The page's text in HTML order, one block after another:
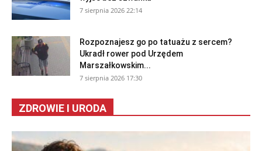
7 sierpnia 2026 22:14
Rozpoznajesz go po tatuażu z sercem?
Ukradł rower pod Urzędem
Marszałkowskim...
7 sierpnia 2026 17:30
ZDROWIE I URODA